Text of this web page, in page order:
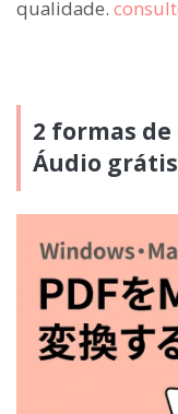
qualidade.
2 formas de
Áudio